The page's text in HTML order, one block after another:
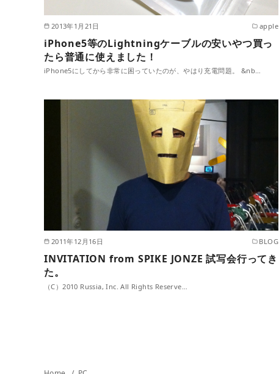
2013年1月21日 apple
iPhone5等のLightningケーブルの安いやつ買っ
たら普通に使えました！
iPhone5にしてから非常に困っていたのが、やはり充電問題。 &nb…
2011年12月16日 BLOG
INVITATION from SPIKE JONZE 試写会行ってき
た。
（C）2010 Russia, Inc. All Rights Reserve…